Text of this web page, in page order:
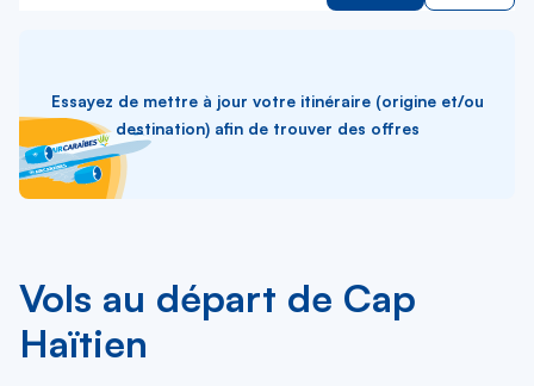
Essayez de mettre à jour votre itinéraire (origine et/ou
destination) afin de trouver des offres
Vols au départ de Cap
Haïtien